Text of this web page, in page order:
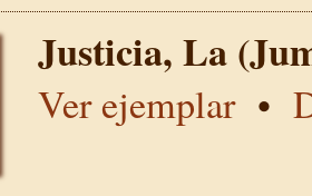
Justicia, La
Ver ejemplar•